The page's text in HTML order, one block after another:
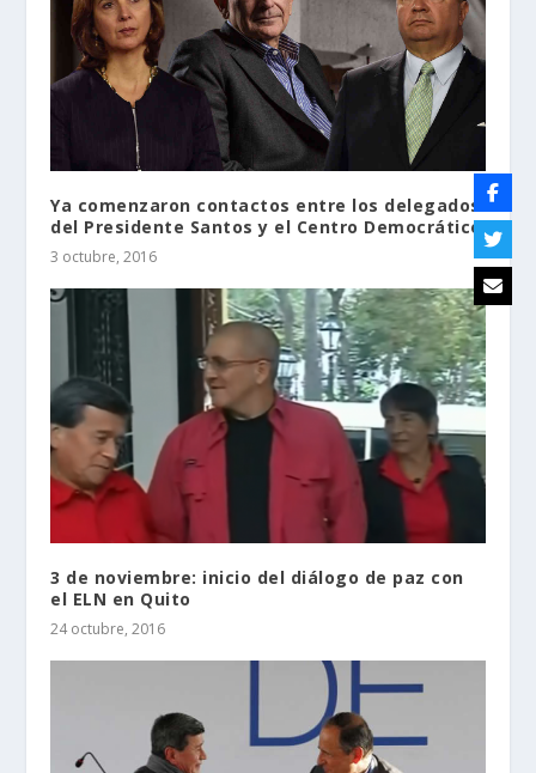
Ya comenzaron contactos entre los delegados
del Presidente Santos y el Centro Democrático
3 octubre, 2016
3 de noviembre: inicio del diálogo de paz con
el ELN en Quito
24 octubre, 2016